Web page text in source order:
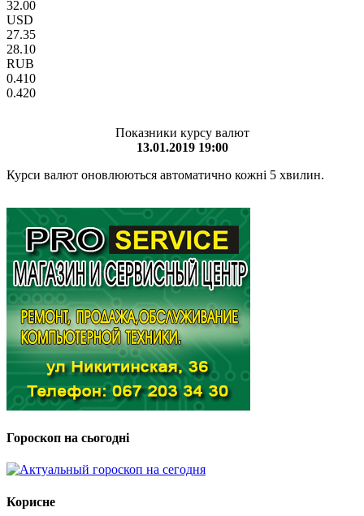
32.00
USD
27.35
28.10
RUB
0.410
0.420
Показники курсу валют
13.01.2019 19:00
Курси валют оновлюються автоматично кожні 5 хвилин.
Гороскоп на сьогодні
Корисне